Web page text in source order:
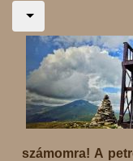
számomra! A